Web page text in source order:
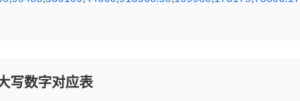
写数字对应表